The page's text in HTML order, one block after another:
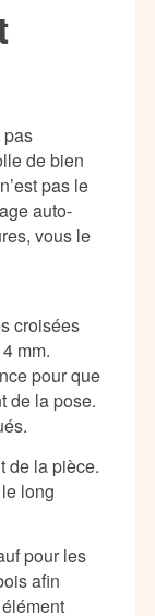
pas
de bien
pas le
auto-
vous le
croisées
mm.
pour que
de la pose.
de la pièce.
long
pour les
afin